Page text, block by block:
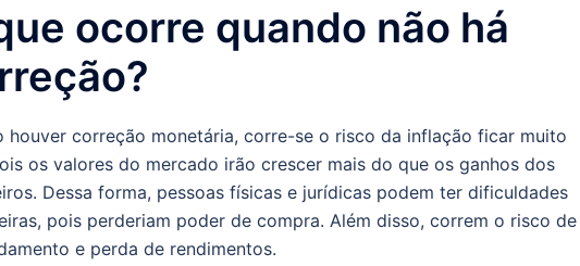
ocorre quando não há
houver correção monetária, corre-se o risco da inflação ficar muito
os valores do mercado irão crescer mais do que os ganhos dos
Dessa forma, pessoas físicas e jurídicas podem ter dificuldades
pois perderiam poder de compra. Além disso, correm o risco de
e perda de rendimentos.